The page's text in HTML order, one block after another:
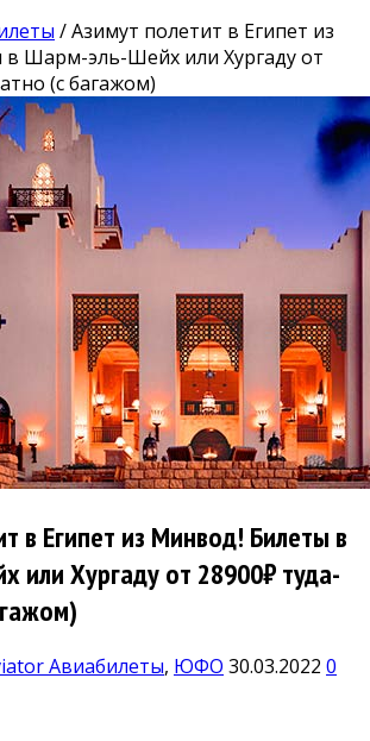
/Азимут полетит в Египет из
Шарм-эль-Шейх или Хургаду от
(с багажом)
в Египет из Минвод! Билеты в
или Хургаду от 28900₽ туда-
Авиабилеты, ЮФО 30.03.2022 0